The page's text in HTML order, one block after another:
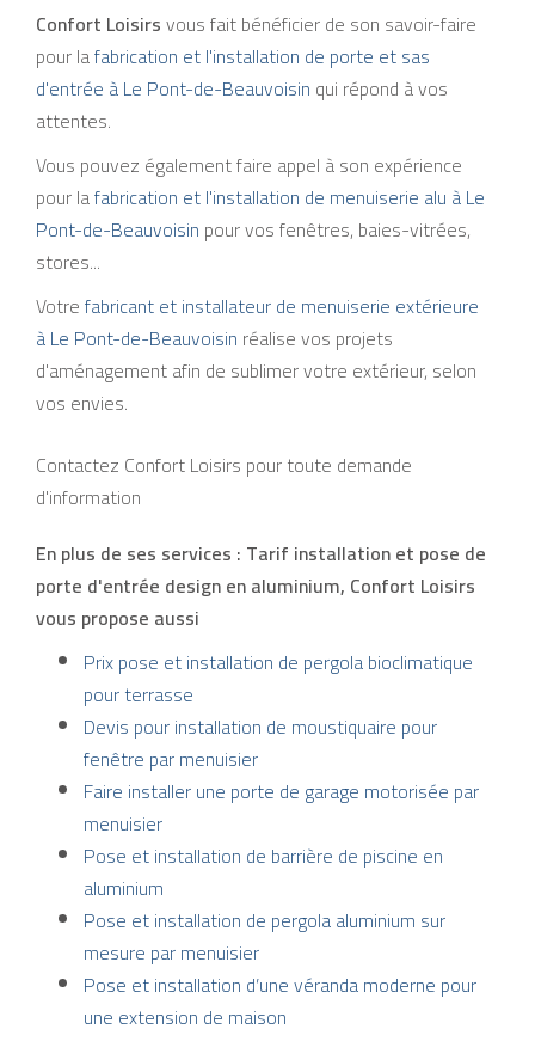
Confort Loisirsvous fait bénéficier de son savoir-faire
pour lafabrication et l'installation de porte et sas
d'entrée à Le Pont-de-Beauvoisin qui répond à vos
attentes.
Vous pouvez également faire appel à son expérience
pour lafabrication et l'installation de menuiserie alu à Le
Pont-de-Beauvoisin pour vos fenêtres, baies-vitrées,
stores...
Votrefabricant et installateur de menuiserie extérieure
à Le Pont-de-Beauvoisin réalise vos projets
d'aménagement afin de sublimer votre extérieur, selon
vos envies.
Contactez Confort Loisirs pour toute demande
d'information
En plus de ses services : Tarif installation et pose de
porte d'entrée design en aluminium, Confort Loisirs
vous propose aussi
Prix pose et installation de pergola bioclimatique
pour terrasse
Devis pour installation de moustiquaire pour
fenêtre par menuisier
Faire installer une porte de garage motorisée par
menuisier
Pose et installation de barrière de piscine en
aluminium
Pose et installation de pergola aluminium sur
mesure par menuisier
Pose et installation d’une véranda moderne pour
une extension de maison